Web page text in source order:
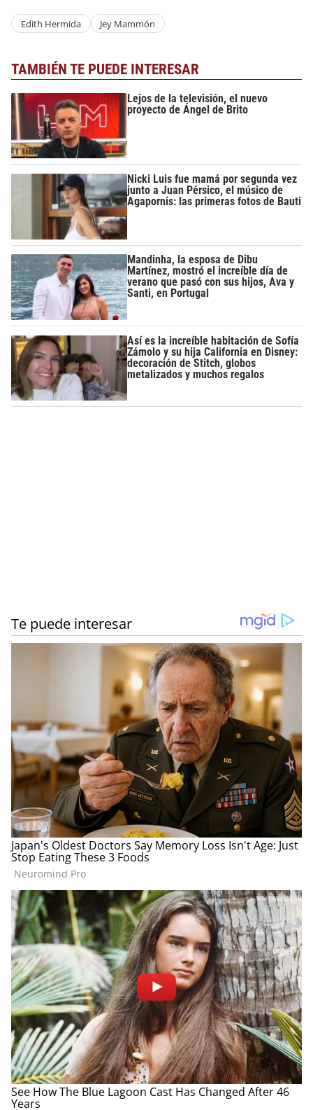
Edith Hermida Jey Mammón
TAMBIÉN TE PUEDE INTERESAR
Lejos de la televisión, el nuevo
proyecto de Ángel de Brito
Nicki Luis fue mamá por segunda vez
junto a Juan Pérsico, el músico de
Agapornis: las primeras fotos de Bauti
Mandinha, la esposa de Dibu
Martínez, mostró el increíble día de
verano que pasó con sus hijos, Ava y
Santi, en Portugal
Así es la increíble habitación de Sofía
Zámolo y su hija California en Disney:
decoración de Stitch, globos
metalizados y muchos regalos